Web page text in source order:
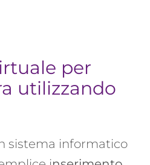
per
utilizzando
sistema informatico